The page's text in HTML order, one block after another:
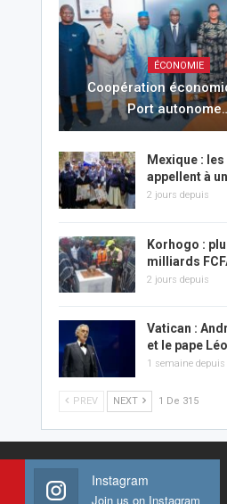
ÉCONOMIE
Coopération
Port
Mexique :
appellent à
2 jours depuis
Korhogo :
milliards
2 jours depuis
Vatican :
et le pape
1 semaine depuis
PREV NEXT 1 De 315
Instagram
Join us on Instagram